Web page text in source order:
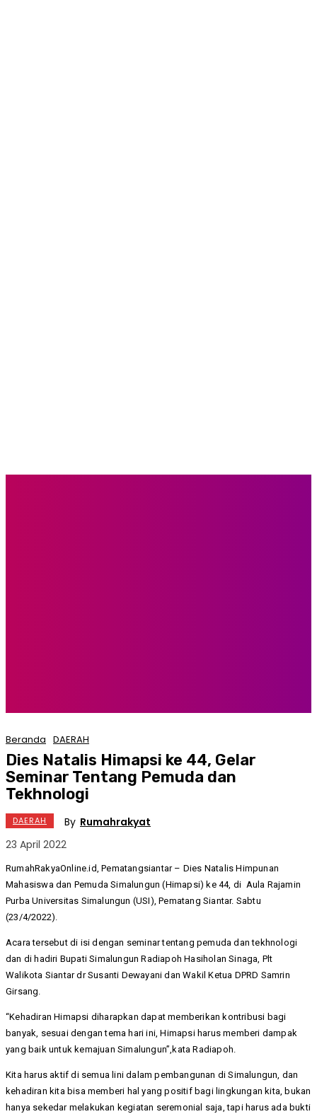
Beranda DAERAH
Dies Natalis Himapsi ke 44, Gelar
Seminar Tentang Pemuda dan
Tekhnologi
DAERAH By Rumahrakyat
23 April 2022
RumahRakyaOnline.id, Pematangsiantar – Dies Natalis Himpunan
Mahasiswa dan Pemuda Simalungun (Himapsi) ke 44, di Aula Rajamin
Purba Universitas Simalungun (USI), Pematang Siantar. Sabtu
(23/4/2022).
Acara tersebut di isi dengan seminar tentang pemuda dan tekhnologi
dan di hadiri Bupati Simalungun Radiapoh Hasiholan Sinaga, Plt
Walikota Siantar dr Susanti Dewayani dan Wakil Ketua DPRD Samrin
Girsang.
“Kehadiran Himapsi diharapkan dapat memberikan kontribusi bagi
banyak, sesuai dengan tema hari ini, Himapsi harus memberi dampak
yang baik untuk kemajuan Simalungun”,kata Radiapoh.
Kita harus aktif di semua lini dalam pembangunan di Simalungun, dan
kehadiran kita bisa memberi hal yang positif bagi lingkungan kita, bukan
hanya sekedar melakukan kegiatan seremonial saja, tapi harus ada bukti